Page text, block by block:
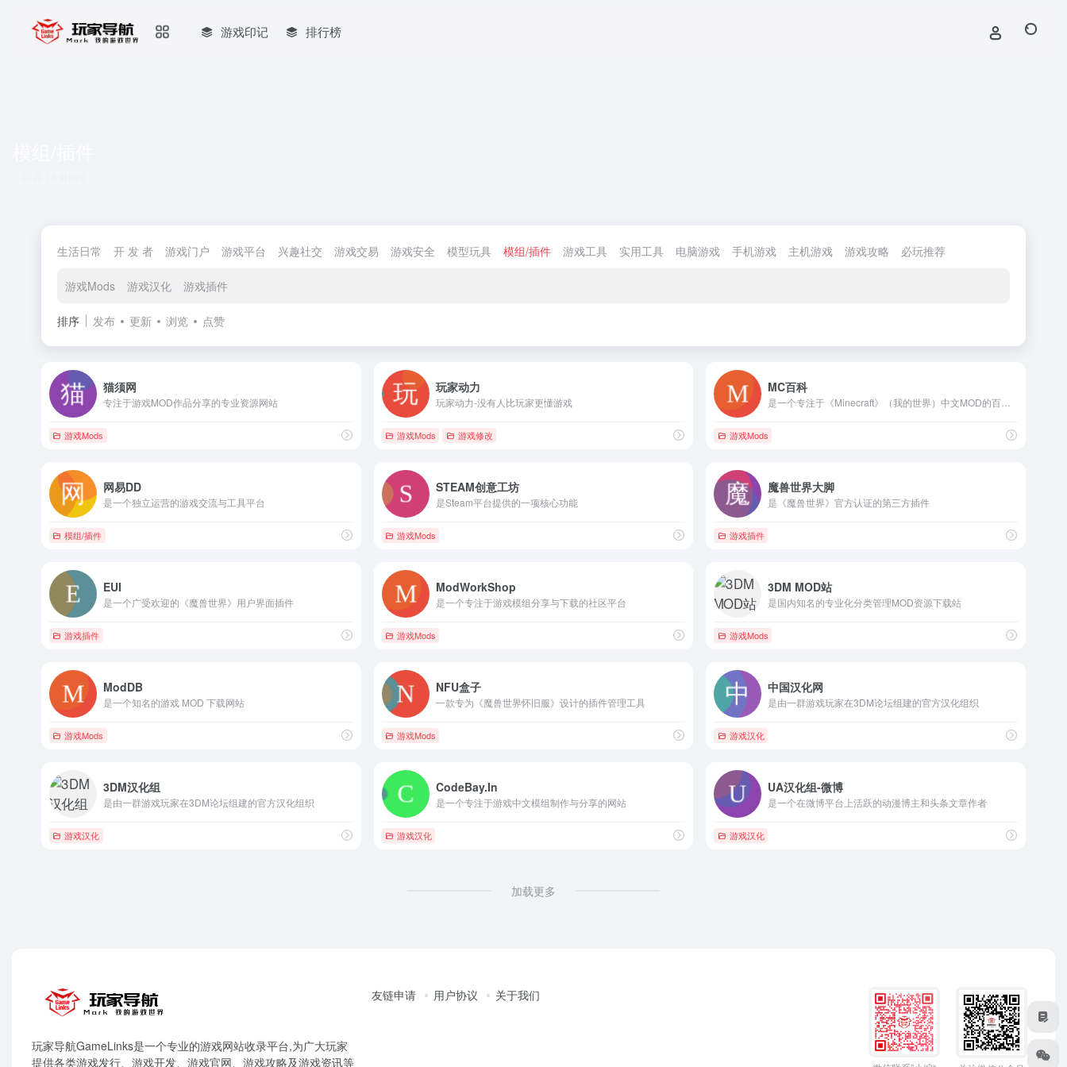
游戏印记 排行榜
生活日常 开 发 者 游戏门户 游戏平台 兴趣社交 游戏交易 游戏安全 模型玩具 模组/插件 游戏工具 实用工具 电脑游戏 手机游戏 主机游戏 游戏攻略 必玩推荐
游戏Mods 游戏汉化 游戏插件
排序 发布 更新 浏览 点赞
猫须网
专注于游戏MOD作品分享的专业资源网站
游戏Mods
玩家动力
玩家动力-没有人比玩家更懂游戏
游戏Mods 游戏修改
MC百科
游戏Mods
网易DD
是一个独立运营的游戏交流与工具平台
模组/插件
STEAM创意工坊
是Steam平台提供的一项核心功能
游戏Mods
魔兽世界大脚
是《魔兽世界》官方认证的第三方插件
游戏插件
EUI
是一个广受欢迎的《魔兽世界》用户界面插件
游戏插件
ModWorkShop
是一个专注于游戏模组分享与下载的社区平台
游戏Mods
3DM MOD站
是国内知名的专业化分类管理MOD资源下载站
游戏Mods
ModDB
是一个知名的游戏 MOD 下载网站
游戏Mods
NFU盒子
一款专为《魔兽世界怀旧服》设计的插件管理工具
游戏Mods
中国汉化网
是由一群游戏玩家在3DM论坛组建的官方汉化组织
游戏汉化
3DM汉化组
是由一群游戏玩家在3DM论坛组建的官方汉化组织
游戏汉化
CodeBay.In
是一个专注于游戏中文模组制作与分享的网站
游戏汉化
UA汉化组-微博
是一个在微博平台上活跃的动漫博主和头条文章作者
游戏汉化
加载更多
玩家导航GameLinks是一个专业的游戏网站收录平台,为广大玩家
提供各类游戏发行、游戏开发、游戏官网、游戏攻略及游戏资讯等
友链申请 用户协议 关于我们